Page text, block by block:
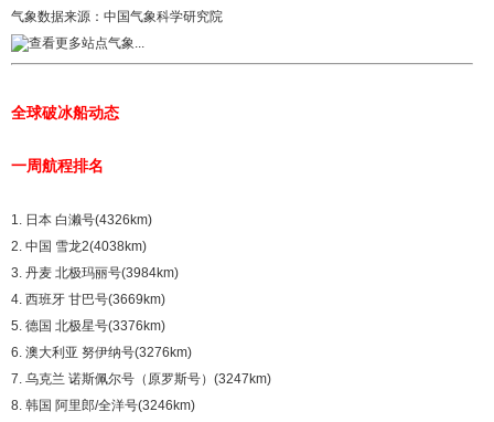
气象数据来源： 中国气象科学研究院
查看更多站点气象...
全球破冰船动态
一周航程排名
1. 日本 白濑号(4326km)
2. 中国 雪龙2(4038km)
3. 丹麦 北极玛丽号(3984km)
4. 西班牙 甘巴号(3669km)
5. 德国 北极星号(3376km)
6. 澳大利亚 努伊纳号(3276km)
7. 乌克兰 诺斯佩尔号（原罗斯号）(3247km)
8. 韩国 阿里郎/全洋号(3246km)